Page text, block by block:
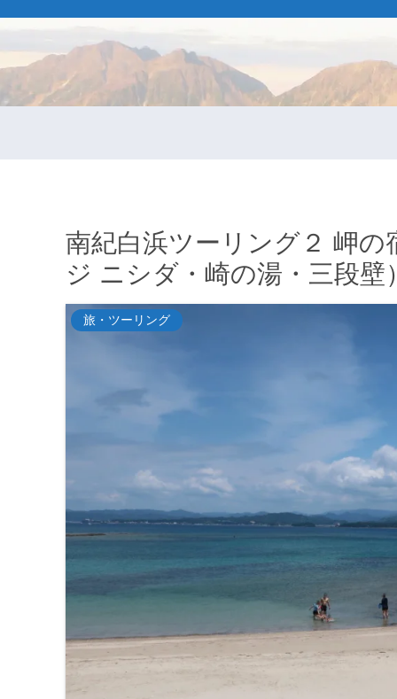
南紀白浜ツーリング２ 岬
ジ ニシダ・崎の湯・三段壁
旅・ツーリング